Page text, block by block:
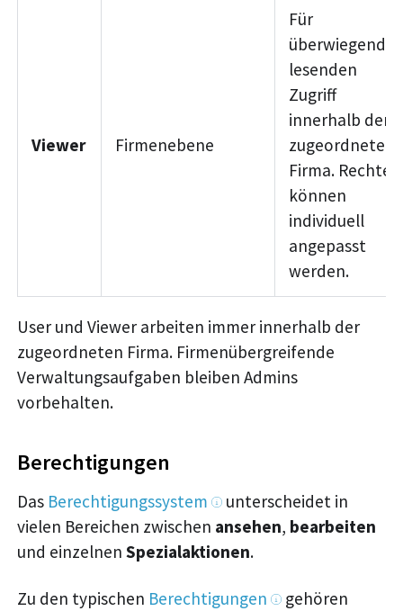
Viewer Firmenebene
Für
überwiegend
lesenden
Zugriff
innerhalb der
zugeordneten
Firma. Rechte
können
individuell
angepasst
werden.
User und Viewer arbeiten immer innerhalb der
zugeordneten Firma. Firmenübergreifende
Verwaltungsaufgaben bleiben Admins
vorbehalten.
Berechtigungen
Das Berechtigungssystem
unterscheidet in
vielen Bereichen zwischen ansehen, bearbeiten
und einzelnenSpezialaktionen.
Zu den typischen Berechtigungen
gehören